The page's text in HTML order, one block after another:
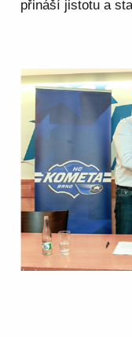
přináší jistotu a